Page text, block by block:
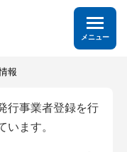
メニュー
報
行事業者登録を行
います。